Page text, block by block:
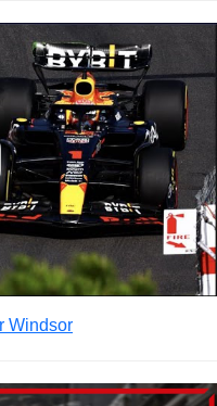
Windsor